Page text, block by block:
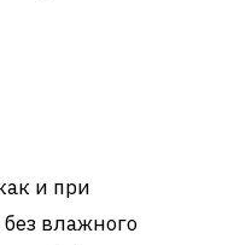
и при
влажного